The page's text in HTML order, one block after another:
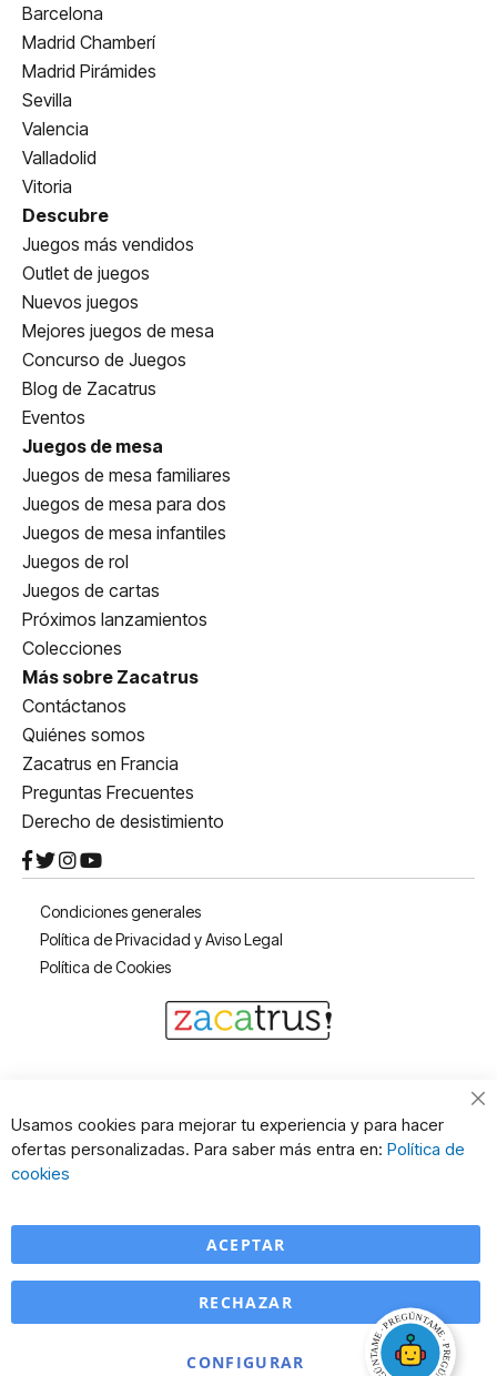
Barcelona
Madrid Chamberí
Madrid Pirámides
Sevilla
Valencia
Valladolid
Vitoria
Descubre
Juegos más vendidos
Outlet de juegos
Nuevos juegos
Mejores juegos de mesa
Concurso de Juegos
Blog de Zacatrus
Eventos
Juegos de mesa
Juegos de mesa familiares
Juegos de mesa para dos
Juegos de mesa infantiles
Juegos de rol
Juegos de cartas
Próximos lanzamientos
Colecciones
Más sobre Zacatrus
Contáctanos
Quiénes somos
Zacatrus en Francia
Preguntas Frecuentes
Derecho de desistimiento
Condiciones generales
Política de Privacidad y Aviso Legal
Política de Cookies
Usamos cookies para mejorar tu experiencia y para hacer
ofertas personalizadas. Para saber más entra en: Política de
cookies
ACEPTAR
CONFIGURAR
RECHAZAR